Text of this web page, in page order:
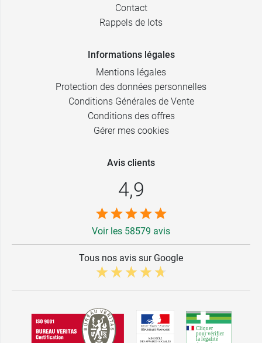
Contact
Rappels de lots
Informations légales
Mentions légales
Protection des données personnelles
Conditions Générales de Vente
Conditions des offres
Gérer mes cookies
Avis clients
4,9
Voir les 58579 avis
Tous nos avis sur Google